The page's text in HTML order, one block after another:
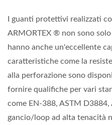
I guanti protettivi realizzati
ARMORTEX ® non sono
hanno anche un'eccellente
caratteristiche come la
alla perforazione sono
fornire qualifiche per vari
come EN-388, ASTM D3884,
gancio/loop ad alta tenacità